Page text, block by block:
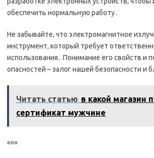
обеспечить нормальную работу․
Не забывайте‚ что электромагнитное
инструмент‚ который требует
использования․ Понимание его свойств и
опасностей – залог нашей безопасности и
Читать статью в какой магазин
сертификат мужчине
«»»